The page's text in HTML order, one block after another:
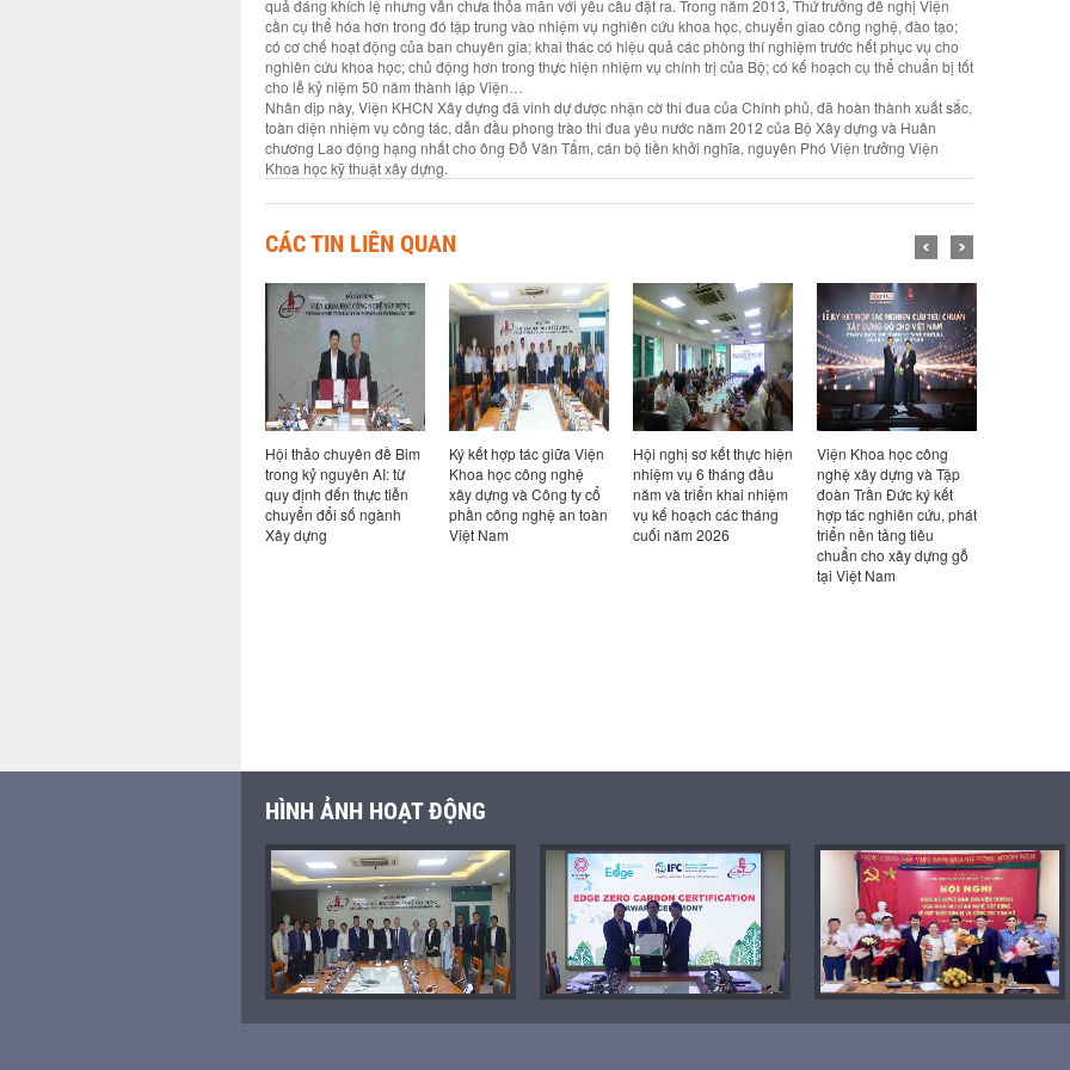
quả đáng khích lệ nhưng vẫn chưa thỏa mãn với yêu cầu đặt ra. Trong năm 2013, Thứ trưởng đề nghị Viện
cần cụ thể hóa hơn trong đó tập trung vào nhiệm vụ nghiên cứu khoa học, chuyển giao công nghệ, đào tạo;
có cơ chế hoạt động của ban chuyên gia; khai thác có hiệu quả các phòng thí nghiệm trước hết phục vụ cho
nghiên cứu khoa học; chủ động hơn trong thực hiện nhiệm vụ chính trị của Bộ; có kế hoạch cụ thể chuẩn bị tốt
cho lễ kỷ niệm 50 năm thành lập Viện…
Nhân dịp này, Viện KHCN Xây dựng đã vinh dự được nhận cờ thi đua của Chính phủ, đã hoàn thành xuất sắc,
toàn diện nhiệm vụ công tác, dẫn đầu phong trào thi đua yêu nước năm 2012 của Bộ Xây dựng và Huân
chương Lao động hạng nhất cho ông Đỗ Văn Tẩm, cán bộ tiền khởi nghĩa, nguyên Phó Viện trưởng Viện
Khoa học kỹ thuật xây dựng.
CÁC TIN LIÊN QUAN
Ký kết hợp tác giữa Viện
Khoa học công nghệ
xây dựng và Công ty cổ
phần công nghệ an toàn
Việt Nam
Hội nghị sơ kết thực hiện
nhiệm vụ 6 tháng đầu
năm và triển khai nhiệm
vụ kế hoạch các tháng
cuối năm 2026
Viện Khoa học công
nghệ xây dựng và Tập
đoàn Trần Đức ký kết
hợp tác nghiên cứu, phát
triển nền tảng tiêu
Viện trưởng Nguyễn
Hồng Hải tiếp và làm
việc với Công ty TNHH
Viện thiết kế & nghiên
cứu kiến trúc Đại học
Triết Giang (UAD), Trung
Quốc
HÌNH ẢNH HOẠT ĐỘNG